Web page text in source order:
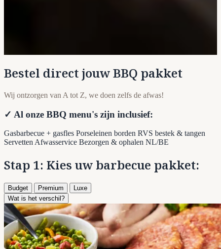
Bestel direct jouw BBQ pakket
Wij ontzorgen van A tot Z, we doen zelfs de afwas!
✓ Al onze BBQ menu's zijn inclusief:
Gasbarbecue + gasfles Porseleinen borden RVS bestek & tangen
ServettenAfwasservice Bezorgen & ophalen NL/BE
Stap 1: Kies uw barbecue pakket:
Budget Premium
Luxe
Wat is het verschil?